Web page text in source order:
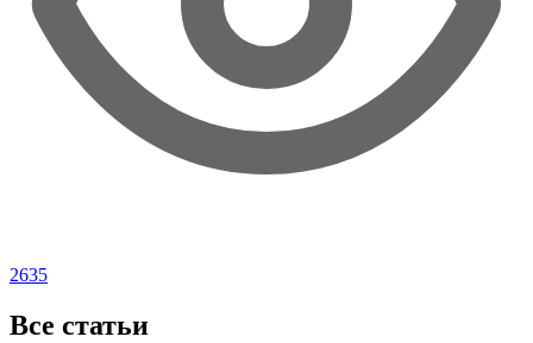
2635
Все статьи